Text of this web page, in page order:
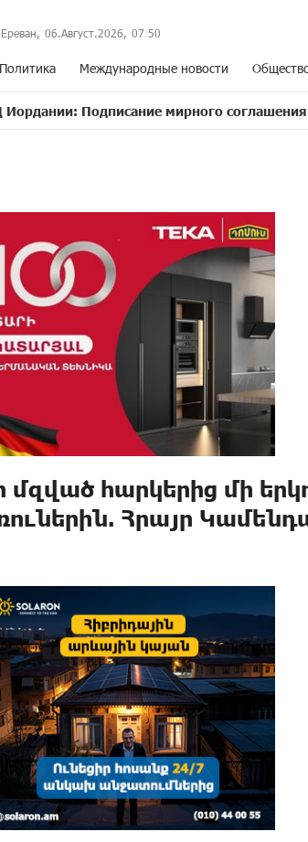
Ереван, 06.Август.2026, 07 :50
Политика Международные новости
мирного соглашения между
մզված հարկերից մի
Հրայր